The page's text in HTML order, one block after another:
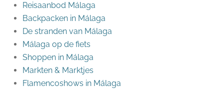
Reisaanbod Málaga
Backpacken in Málaga
De stranden van Málaga
Málaga op de fiets
Shoppen in Málaga
Markten & Marktjes
Flamencoshows in Málaga